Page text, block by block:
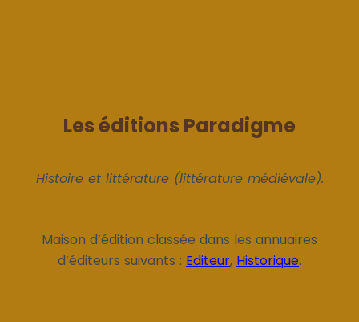
Les éditions Paradigme
Histoire et littérature (littérature médiévale).
Maison d’édition classée dans les annuaires
d’éditeurs suivants : Editeur, Historique.